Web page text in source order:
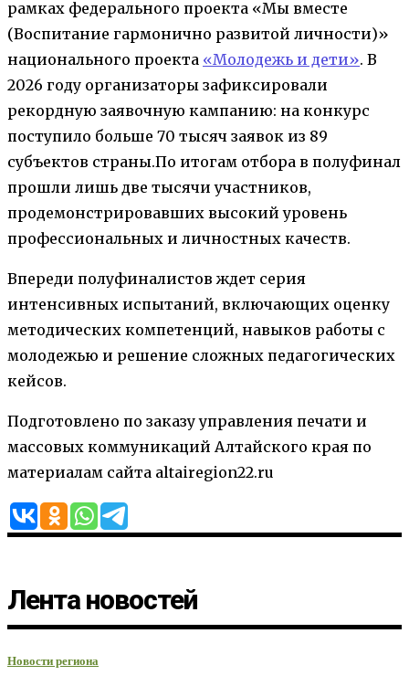
рамках федерального проекта «Мы вместе
(Воспитание гармонично развитой личности)»
национального проекта «Молодежь и дети». В
2026 году организаторы зафиксировали
рекордную заявочную кампанию: на конкурс
поступило больше 70 тысяч заявок из 89
субъектов страны.По итогам отбора в полуфинал
прошли лишь две тысячи участников,
продемонстрировавших высокий уровень
профессиональных и личностных качеств.
Впереди полуфиналистов ждет серия
интенсивных испытаний, включающих оценку
методических компетенций, навыков работы с
молодежью и решение сложных педагогических
кейсов.
Подготовлено по заказу управления печати и
массовых коммуникаций Алтайского края по
материалам сайта altairegion22.ru
Лента новостей
Новости региона